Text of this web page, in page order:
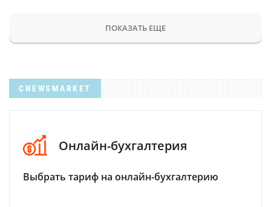
ПОКАЗАТЬ ЕЩЕ
CNEWSMARKET
Онлайн-бухгалтерия
Выбрать тариф на онлайн-бухгалтерию